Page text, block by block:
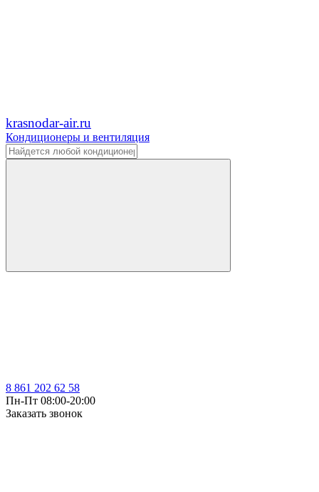
krasnodar-air.ru
Кондиционеры и вентиляция
8 861 202 62 58
Пн-Пт 08:00-20:00
Заказать звонок